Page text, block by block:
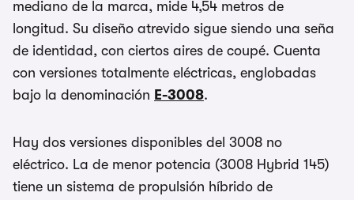
mediano de la marca, mide 4,54 metros de
longitud. Su diseño atrevido sigue siendo una seña
de identidad, con ciertos aires de coupé. Cuenta
con versiones totalmente eléctricas, englobadas
bajo la denominación E-3008.
Hay dos versiones disponibles del 3008 no
eléctrico. La de menor potencia (3008 Hybrid 145)
tiene un sistema de propulsión híbrido de